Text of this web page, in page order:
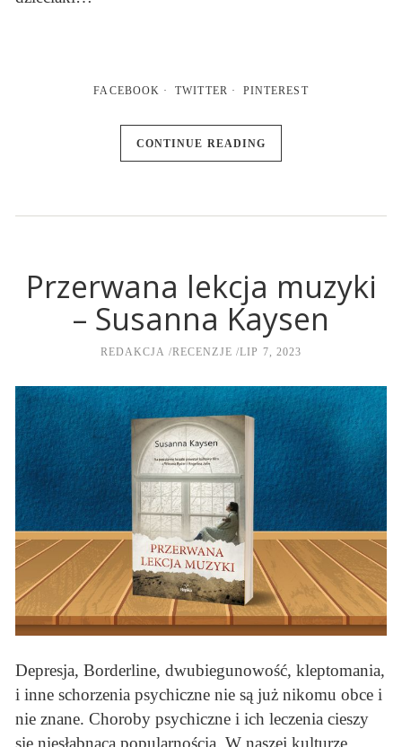
FACEBOOK TWITTER PINTEREST
CONTINUE READING
Przerwana lekcja muzyki
– Susanna Kaysen
REDAKCJA RECENZJE LIP 7, 2023
Depresja, Borderline, dwubiegunowość, kleptomania,
i inne schorzenia psychiczne nie są już nikomu obce i
nie znane. Choroby psychiczne i ich leczenia cieszy